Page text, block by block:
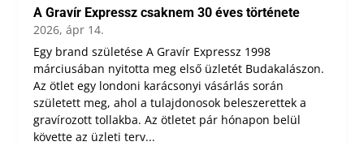
A Gravír Expressz csaknem 30 éves története
2026, ápr 14.
Egy brand születése A Gravír Expressz 1998
márciusában nyitotta meg első üzletét Budakalászon.
Az ötlet egy londoni karácsonyi vásárlás során
született meg, ahol a tulajdonosok beleszerettek a
gravírozott tollakba. Az ötletet pár hónapon belül
követte az üzleti terv...